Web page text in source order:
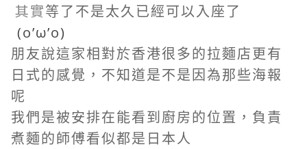
其實等了不是太久已經可以入座了
(o’ω’o)
朋友說這家相對於香港很多的拉麵店更有
日式的感覺，不知道是不是因為那些海報
呢
我們是被安排在能看到廚房的位置，負責
煮麵的師傅看似都是日本人